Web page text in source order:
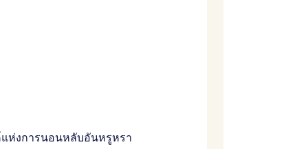
แห่งการนอนหลับอันหรูหรา